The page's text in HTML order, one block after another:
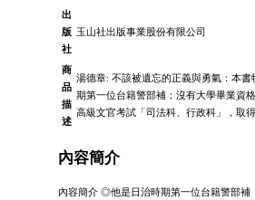
出
版
社
玉山社出版事業股份有限公司
商
品
描
述
湯德章: 不該被遺忘的正義與勇氣：本
期第一位台籍警部補；沒有大學畢業資
高級文官考試「司法科、行政科」，取
內容簡介
內容簡介 ◎他是日治時期第一位台籍警部補